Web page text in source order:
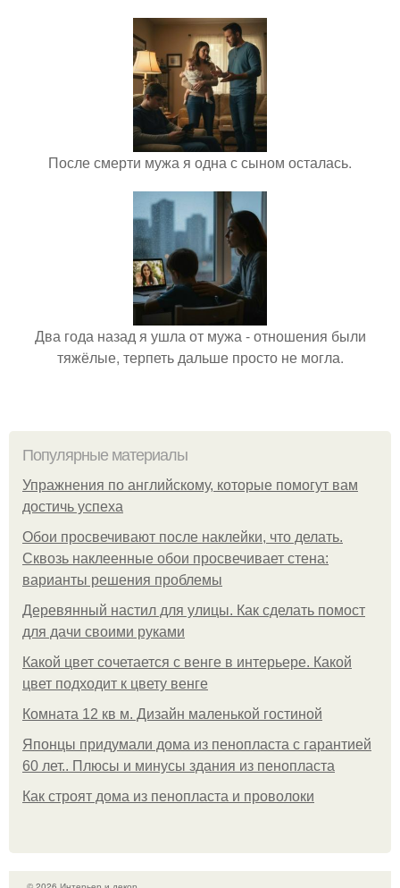
После смерти мужа я одна с сыном осталась.
Два года назад я ушла от мужа - отношения были
тяжёлые, терпеть дальше просто не могла.
Популярные материалы
Упражнения по английскому, которые помогут вам
достичь успеха
Обои просвечивают после наклейки, что делать.
Сквозь наклеенные обои просвечивает стена:
варианты решения проблемы
Деревянный настил для улицы. Как сделать помост
для дачи своими руками
Какой цвет сочетается с венге в интерьере. Какой
цвет подходит к цвету венге
Комната 12 кв м. Дизайн маленькой гостиной
Японцы придумали дома из пенопласта с гарантией
60 лет.. Плюсы и минусы здания из пенопласта
Как строят дома из пенопласта и проволоки